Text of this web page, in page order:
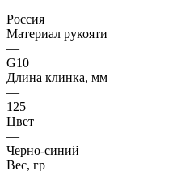
—
Россия
Материал рукояти
—
G10
Длина клинка, мм
—
125
Цвет
—
Черно-синий
Вес, гр